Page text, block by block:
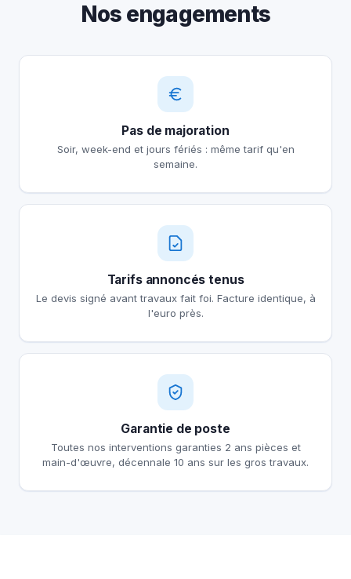
Nos engagements
Pas de majoration
Soir, week-end et jours fériés : même tarif qu'en
semaine.
Tarifs annoncés tenus
Le devis signé avant travaux fait foi. Facture identique, à
l'euro près.
Garantie de poste
Toutes nos interventions garanties 2 ans pièces et
main-d'œuvre, décennale 10 ans sur les gros travaux.